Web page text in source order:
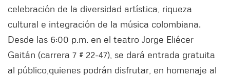
celebración de la diversidad artística, riqueza
cultural e integración de la música colombiana.
Desde las 6:00 p.m. en el teatro Jorge Eliécer
Gaitán (carrera 7 # 22-47), se dará entrada gratuita
al público,quienes podrán disfrutar, en homenaje al